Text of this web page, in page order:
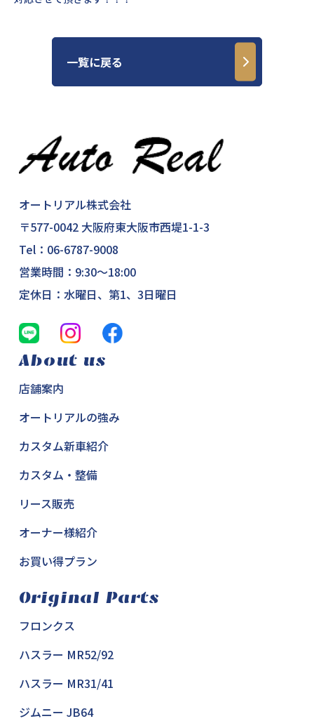
一覧に戻る
オートリアル株式会社
〒577-0042 大阪府東大阪市西堤1-1-3
Tel： 06-6787-9008
営業時間：9:30～18:00
定休日：水曜日、第1、3日曜日
About us
店舗案内
オートリアルの強み
カスタム新車紹介
カスタム・整備
リース販売
オーナー様紹介
お買い得プラン
Original Parts
フロンクス
ハスラー MR52/92
ハスラー MR31/41
ジムニー JB64